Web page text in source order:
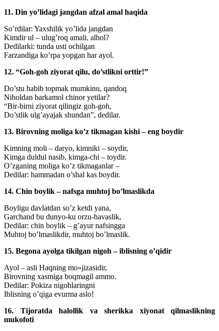
11. Din yo’lidagi jangdan afzal amal haqida
So’rdilar: Yaxshilik yo’lida jangdan
Kimdir ul – ulug’roq amali, alhol?
Dedilarki: tunda usti ochilgan
Farzandiga ko’rpa yopgan har ayol.
12. “Goh-goh ziyorat qilu, do’stlikni orttir!”
Do’stu habib topmak mumkinu, qandoq
Niholdan barkamol chinor yetilar?
“Bir-birni ziyorat qilingiz goh-goh,
Do’stlik ulg’ayajak shundan”, dedilar.
13. Birovning moliga ko’z tikmagan kishi – eng boydir
Kimning moli – daryo, kimniki – soydir,
Kimga duldul nasib, kimga-chi – toydir.
O’zganing moliga ko’z tikmaganlar –
Dedilar: hammadan o’shal kas boydir.
14. Chin boylik – nafsga muhtoj bo’lmaslikda
Boyligu davlatdan so’z ketdi yana,
Garchand bu dunyo-ku orzu-havaslik,
Dedilar: chin boylik – g’ayur nafsingga
Muhtoj bo’lmaslikdir, muhtoj bo’lmaslik.
15. Begona ayolga tikilgan nigoh – iblisning o’qidir
Ayol – asli Haqning mo»jizasidir,
Birovning xasmiga boqmagil ammo.
Dedilar: Pokiza nigohlaringni
Iblisning o’qiga evurma aslo!
16. Tijoratda halollik va sherikka xiyonat qilmaslikning
mukofoti